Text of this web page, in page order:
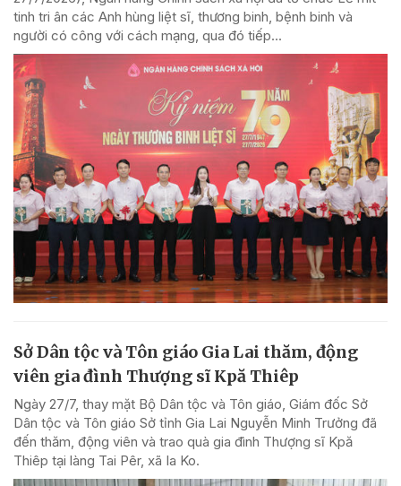
tinh tri ân các Anh hùng liệt sĩ, thương binh, bệnh binh và
người có công với cách mạng, qua đó tiếp...
Sở Dân tộc và Tôn giáo Gia Lai thăm, động
viên gia đình Thượng sĩ Kpă Thiêp
Ngày 27/7, thay mặt Bộ Dân tộc và Tôn giáo, Giám đốc Sở
Dân tộc và Tôn giáo Sở tỉnh Gia Lai Nguyễn Minh Trưởng đã
đến thăm, động viên và trao quà gia đình Thượng sĩ Kpă
Thiêp tại làng Tai Pêr, xã Ia Ko.